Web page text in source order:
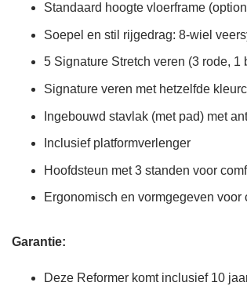
Standaard hoogte vloerframe
Soepel en stil rijgedrag: 8-wiel
5 Signature Stretch veren (3 rode,
Signature veren met hetzelfde
Ingebouwd stavlak (met pad) met
Inclusief platformverlenger
Hoofdsteun met 3 standen voor
Ergonomisch en vormgegeven
Garantie:
Deze Reformer komt inclusief 10